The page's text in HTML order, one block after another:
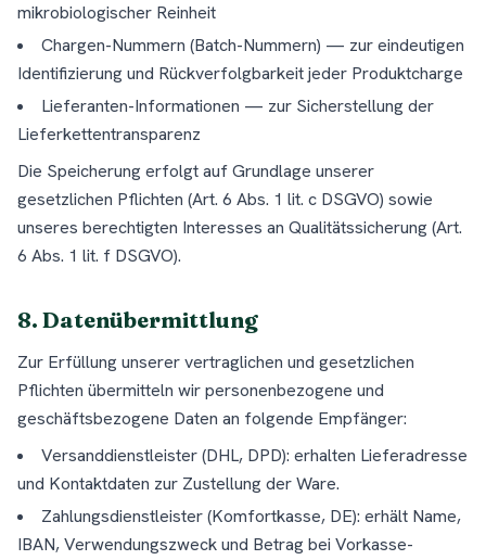
mikrobiologischer Reinheit
Chargen-Nummern (Batch-Nummern) — zur eindeutigen
Identifizierung und Rückverfolgbarkeit jeder Produktcharge
Lieferanten-Informationen — zur Sicherstellung der
Lieferkettentransparenz
Die Speicherung erfolgt auf Grundlage unserer
gesetzlichen Pflichten (Art. 6 Abs. 1 lit. c DSGVO) sowie
unseres berechtigten Interesses an Qualitätssicherung (Art.
6 Abs. 1 lit. f DSGVO).
8. Datenübermittlung
Zur Erfüllung unserer vertraglichen und gesetzlichen
Pflichten übermitteln wir personenbezogene und
geschäftsbezogene Daten an folgende Empfänger:
Versanddienstleister (DHL, DPD): erhalten Lieferadresse
und Kontaktdaten zur Zustellung der Ware.
Zahlungsdienstleister (Komfortkasse, DE): erhält Name,
IBAN, Verwendungszweck und Betrag bei Vorkasse-